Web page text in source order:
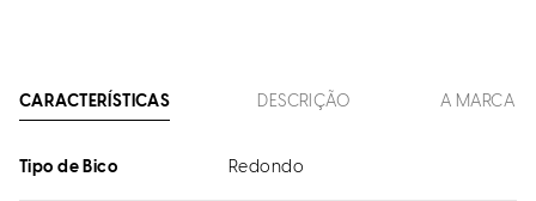
CARACTERÍSTICAS DESCRIÇÃO A MARCA
Tipo de Bico Redondo